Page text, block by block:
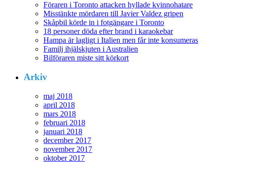
Föraren i Toronto attacken hyllade kvinnohatare
Misstänkte mördaren till Javier Valdez gripen
Skåpbil körde in i fotgängare i Toronto
18 personer döda efter brand i karaokebar
Hampa är lagligt i Italien men får inte konsumeras
Familj ihjälskjuten i Australien
Bilföraren miste sitt körkort
Arkiv
maj 2018
april 2018
mars 2018
februari 2018
januari 2018
december 2017
november 2017
oktober 2017